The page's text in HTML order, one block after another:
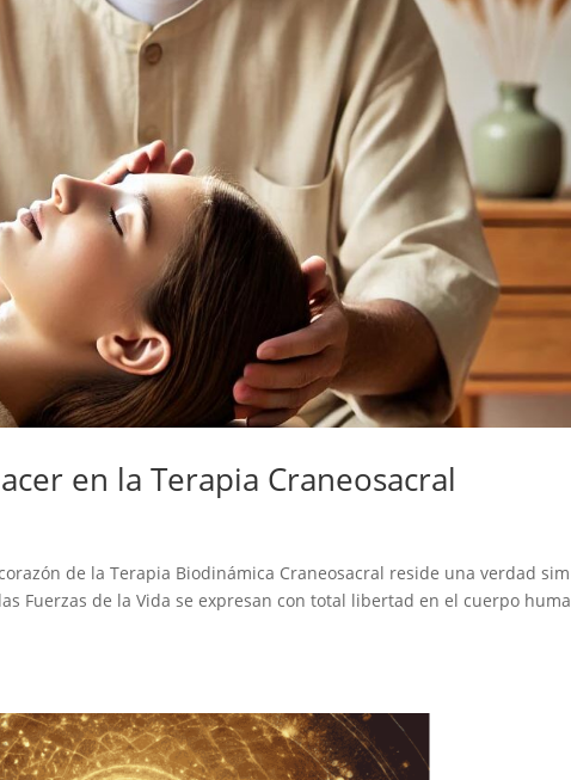
en la Terapia Craneosacral
de la Terapia Biodinámica Craneosacral reside una verdad
Fuerzas de la Vida se expresan con total libertad en el cuerpo